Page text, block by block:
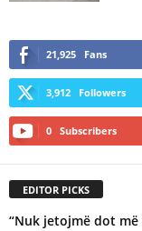
21,925 Fans
3,912 Followers
0 Subscribers
EDITOR PICKS
“Nuk jetojmë dot